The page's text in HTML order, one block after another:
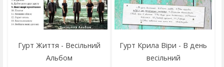
Гурт Життя - Весільний
Альбом
Гурт Крила Віри - В день
весільний